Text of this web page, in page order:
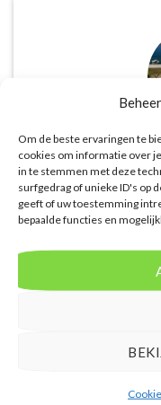
Om de beste ervaringen te
cookies om informatie over
in te stemmen met deze
surfgedrag of unieke ID's op
geeft of uw toestemming
bepaalde functies en
De website biedt
deals
continu
Puck